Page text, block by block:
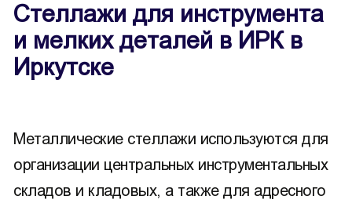
Стеллажи для инструмента
и мелких деталей в ИРК в
Иркутске
Металлические стеллажи используются для
организации центральных инструментальных
складов и кладовых, а также для адресного